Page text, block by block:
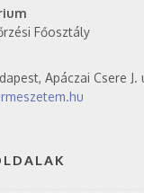
Főosztály
Apáczai Csere J.